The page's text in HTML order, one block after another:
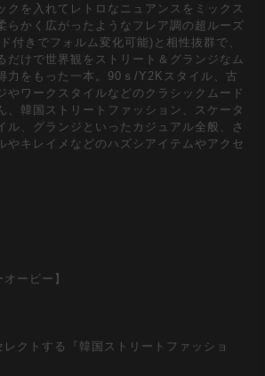
クを入れてレトロなニュアンスをミックス
らかく広がったようなフレア調の超ルーズ
付きでフォルム変化可能)と相性抜群で、
だけで世界観をストリート＆グランジなム
力をもった一本。90ｓ/Y2Kスタイル、古
やワークスタイルなどのクラシックムード
、韓国ストリートファッション、スケータ
ル、グランジといったカジュアル全般、さ
やキレイメなどのハズシアイテムやアクセ
ービー】
クトする『韓国ストリートファッショ